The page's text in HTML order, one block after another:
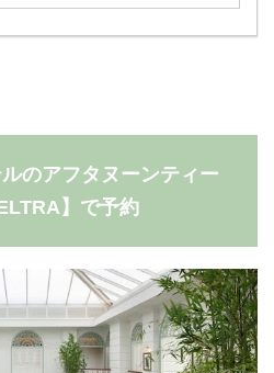
のアフタヌーンティー
】で予約